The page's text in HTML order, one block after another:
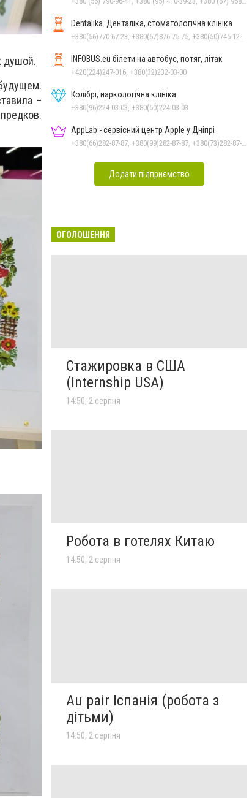
душой.
–
Dentalika. Денталіка, стоматологічна клініка
INFOBUS.eu білети на автобус, потяг, літак
+420(224)247-016, +380(32)232-03-00
Колібрі, наркологічна клініка
+380(96)224-03-03, +380(50)224-03-03
AppLab - сервісний центр Apple у Дніпрі
Додати підприємство
ОГОЛОШЕННЯ
Стажировка в США
(Internship USA)
14:50, 2 серпня
Робота в готелях Китаю
14:50, 2 серпня
Au pair Іспанія (робота з
дітьми)
14:50, 2 серпня